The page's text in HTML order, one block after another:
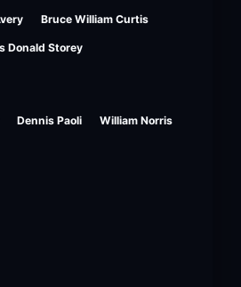
Bruce William Curtis
Donald Storey
Dennis Paoli William Norris